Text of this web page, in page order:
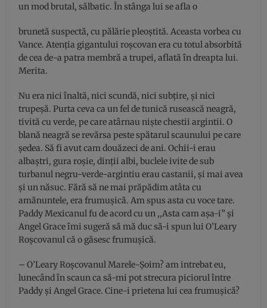
un mod brutal, sălbatic. În stânga lui se afla o
brunetă suspectă, cu pălărie pleoştită. Aceasta vorbea cu
Vance. Atenția gigantului roşcovan era cu totul absorbită
de cea de-a patra membră a trupei, aflată în dreapta lui.
Merita.
Nu era nici înaltă, nici scundă, nici subțire, şi nici
trupeșă. Purta ceva ca un fel de tunică rusească neagră,
tivită cu verde, pe care atârnau nişte chestii argintii. O
blană neagră se revărsa peste spătarul scaunului pe care
ședea. Să fi avut cam douăzeci de ani. Ochii-i erau
albaştri, gura roșie, dinții albi, buclele ivite de sub
turbanul negru-verde-argintiu erau castanii, și mai avea
și un năsuc. Fără să ne mai prăpădim atâta cu
amănuntele, era frumuşică. Am spus asta cu voce tare.
Paddy Mexicanul fu de acord cu un ,,Asta cam aşa-i” şi
Angel Grace îmi sugeră să mă duc să-i spun lui O’Leary
Roşcovanul că o găsesc frumuşică.
– O’Leary Roşcovanul Marele-Şoim? am intrebat eu,
lunecând în scaun ca să-mi pot strecura piciorul între
Paddy și Angel Grace. Cine-i prietena lui cea frumuşică?